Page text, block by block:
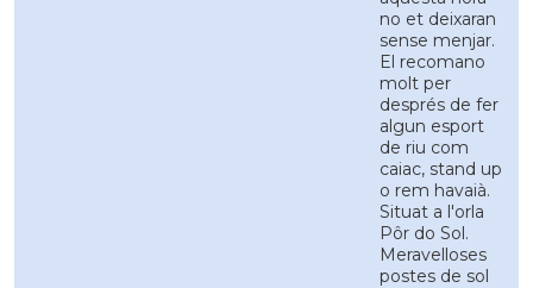
no et deixaran
sense menjar.
El recomano
molt per
després de fer
algun esport
de riu com
caiac, stand up
o rem havaià.
Situat a l'orla
Pôr do Sol.
Meravelloses
postes de sol